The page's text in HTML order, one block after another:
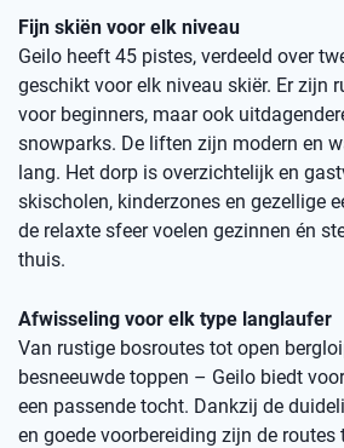
Fijn skiën voor elk niveau
Geilo heeft 45 pistes, verdeeld over
geschikt voor elk niveau skiër. Er zijn
voor beginners, maar ook
snowparks. De liften zijn modern en
lang. Het dorp is overzichtelijk en
skischolen, kinderzones en gezellige
de relaxte sfeer voelen gezinnen én
thuis.
Afwisseling voor elk type langlaufer
Van rustige bosroutes tot open
besneeuwde toppen – Geilo biedt
een passende tocht. Dankzij de
en goede voorbereiding zijn de routes